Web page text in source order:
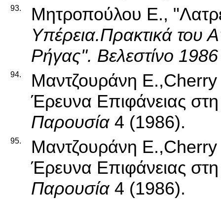
93.
Μητροπούλου Ε.,
Υπέρεια.Πρακτικά του
Ρήγας". Βελεστίνο 1986
94.
Μαντζουράνη Ε.,Cherry
Έρευνα Επιφάνειας
Παρουσία4 (1986).
95.
Μαντζουράνη Ε.,Cherry
Έρευνα Επιφάνειας
Παρουσία4 (1986).